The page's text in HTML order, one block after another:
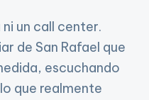
un call center.
de San Rafael que
escuchando
que realmente